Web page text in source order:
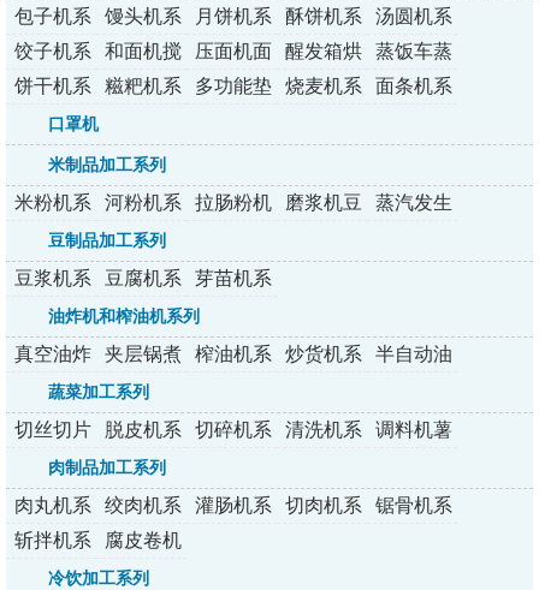
包子机系
列
馒头机系
列
月饼机系
列
酥饼机系
列
汤圆机系
列
饺子机系
列
和面机搅
拌机
压面机面
条机
醒发箱烘
烤炉
蒸饭车蒸
包炉
饼干机系
列
糍粑机系
多功能垫
烧麦机系
面条机系
口罩机
米制品加工系列
米粉机系
列
河粉机系
列
拉肠粉机
磨浆机豆
蒸汽发生
豆制品加工系列
豆浆机系
列
豆腐机系
列
芽苗机系
油炸机和榨油机系列
真空油炸
机
夹层锅煮
锅
榨油机系
炒货机系
半自动油
蔬菜加工系列
切丝切片
切丁机
脱皮机系
列
切碎机系
清洗机系
调料机薯
肉制品加工系列
肉丸机系
列
绞肉机系
列
灌肠机系
切肉机系
锯骨机系
斩拌机系
列
腐皮卷机
冷饮加工系列